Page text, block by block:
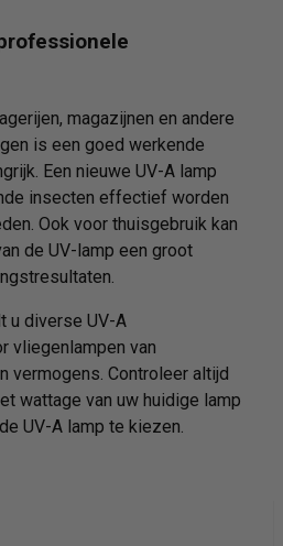
magazijnen en andere
is een goed werkende
Een nieuwe UV-A lamp
insecten effectief worden
Ook voor thuisgebruik kan
de UV-lamp een groot
u diverse UV-A
vliegenlampen van
vermogens. Controleer altijd
wattage van uw huidige lamp
UV-A lamp te kiezen.